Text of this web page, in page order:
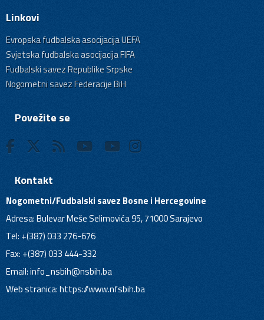
Linkovi
Evropska fudbalska asocijacija UEFA
Svjetska fudbalska asocijacija FIFA
Fudbalski savez Republike Srpske
Nogometni savez Federacije BiH
Povežite se
Kontakt
Nogometni/Fudbalski savez Bosne i Hercegovine
Adresa: Bulevar Meše Selimovića 95, 71000 Sarajevo
Tel: +(387) 033 276-676
Fax: +(387) 033 444-332
Email:info_nsbih@nsbih.ba
Web stranica: https://www.nfsbih.ba